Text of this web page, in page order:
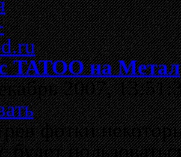
TATOO на
2007,
фотки
будет